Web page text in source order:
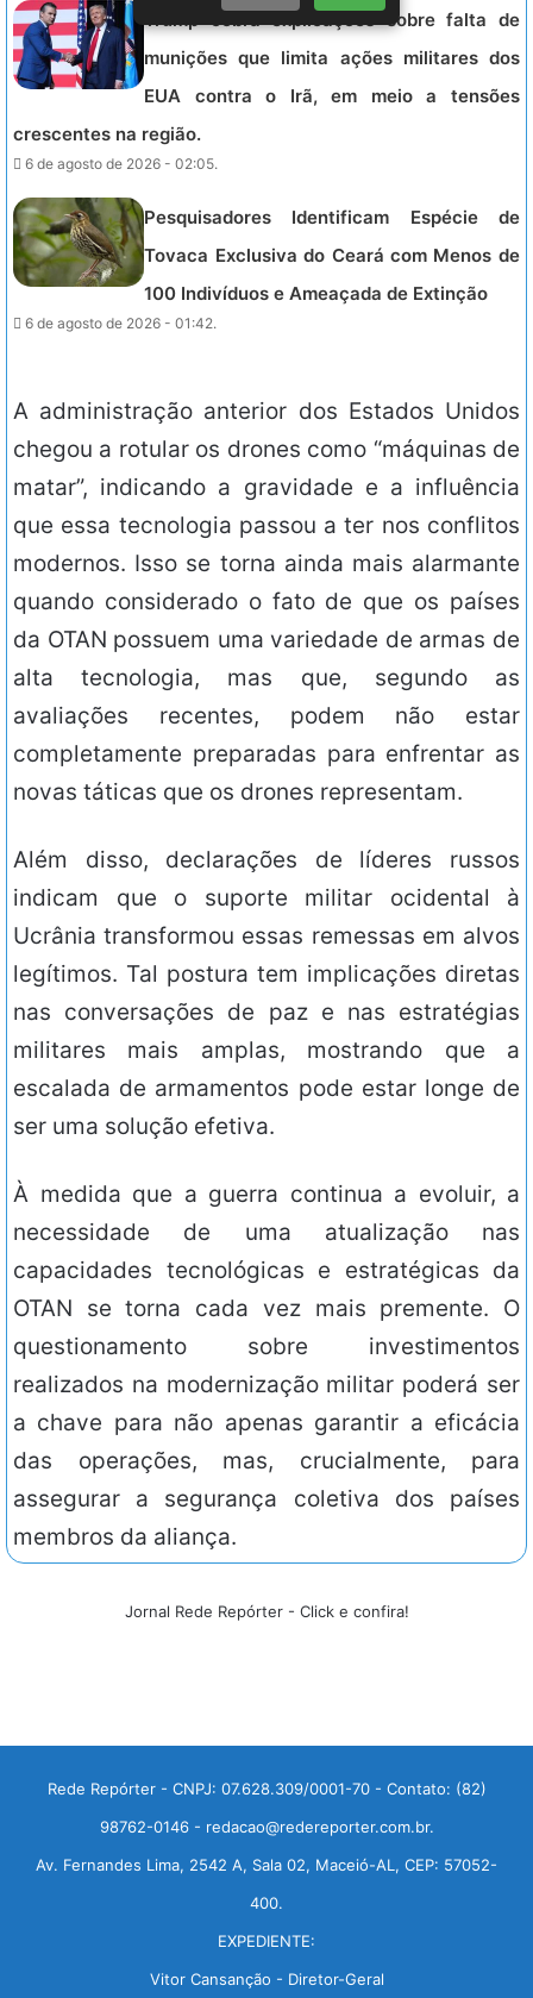
Trump cobra explicações sobre falta de
munições que limita ações militares dos
EUA contra o Irã, em meio a tensões
crescentes na região.
6 de agosto de 2026 - 02:05.
Pesquisadores Identificam Espécie de
Tovaca Exclusiva do Ceará com Menos de
100 Indivíduos e Ameaçada de Extinção
6 de agosto de 2026 - 01:42.
A administração anterior dos Estados Unidos
chegou a rotular os drones como “máquinas de
matar”, indicando a gravidade e a influência
que essa tecnologia passou a ter nos conflitos
modernos. Isso se torna ainda mais alarmante
quando considerado o fato de que os países
da OTAN possuem uma variedade de armas de
alta tecnologia, mas que, segundo as
avaliações recentes, podem não estar
completamente preparadas para enfrentar as
novas táticas que os drones representam.
Além disso, declarações de líderes russos
indicam que o suporte militar ocidental à
Ucrânia transformou essas remessas em alvos
legítimos. Tal postura tem implicações diretas
nas conversações de paz e nas estratégias
militares mais amplas, mostrando que a
escalada de armamentos pode estar longe de
ser uma solução efetiva.
À medida que a guerra continua a evoluir, a
necessidade de uma atualização nas
capacidades tecnológicas e estratégicas da
OTAN se torna cada vez mais premente. O
questionamento sobre investimentos
realizados na modernização militar poderá ser
a chave para não apenas garantir a eficácia
das operações, mas, crucialmente, para
assegurar a segurança coletiva dos países
membros da aliança.
Jornal Rede Repórter - Click e confira!
Rede Repórter - CNPJ: 07.628.309/0001-70 - Contato: (82)
98762-0146 - redacao@redereporter.com.br.
Av. Fernandes Lima, 2542 A, Sala 02, Maceió-AL, CEP: 57052-
400.
EXPEDIENTE:
Vitor Cansanção - Diretor-Geral